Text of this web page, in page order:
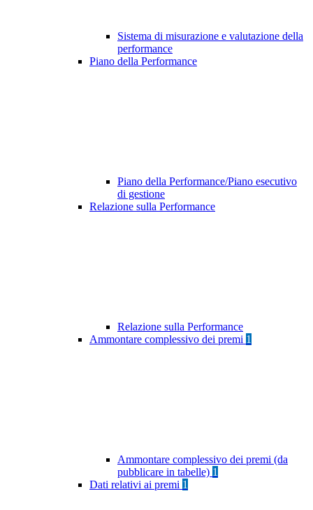
Sistema di misurazione e valutazione della
performance
Piano della Performance
Piano della Performance/Piano esecutivo
di gestione
Relazione sulla Performance
Relazione sulla Performance
Ammontare complessivo dei premi 1
Ammontare complessivo dei premi (da
pubblicare in tabelle) 1
Dati relativi ai premi 1